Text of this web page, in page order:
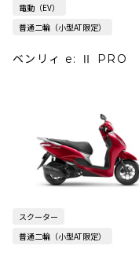
電動（EV）
普通二輪（小型AT限定）
ベンリィ e: Ⅱ PRO
スクーター
普通二輪（小型AT限定）